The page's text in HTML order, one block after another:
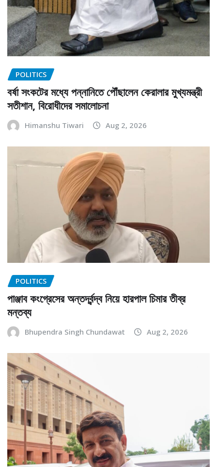
POLITICS
বর্ষা সংকটের মধ্যে পন্নানিতে পৌঁছালেন কেরালার মুখ্যমন্ত্রী
সতীশান, বিরোধীদের সমালোচনা
Himanshu Tiwari Aug 2, 2026
POLITICS
পাঞ্জাব কংগ্রেসের অন্তর্দ্বন্দ্ব নিয়ে হারপাল চিমার তীব্র
মন্তব্য
Bhupendra Singh Chundawat Aug 2, 2026